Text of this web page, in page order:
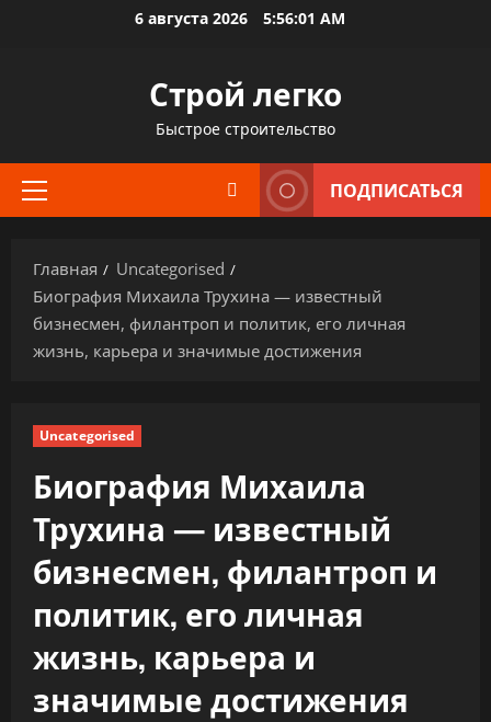
6 августа 2026 5:56:02 AM
Строй легко
Быстрое строительство
Основное
ПОДПИСАТЬСЯ
Главная
Uncategorised
Биография Михаила Трухина — известный
бизнесмен, филантроп и политик, его личная
жизнь, карьера и значимые достижения
Uncategorised
Биография Михаила
Трухина — известный
бизнесмен, филантроп и
политик, его личная
жизнь, карьера и
значимые достижения